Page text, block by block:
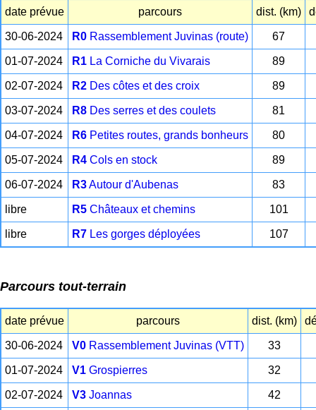
date prévue parcours dist. (km)
30-06-2024 R0 Rassemblement Juvinas (route) 67
01-07-2024 R1 La Corniche du Vivarais 89
02-07-2024 R2 Des côtes et des croix 89
03-07-2024 R8 Des serres et des coulets 81
04-07-2024 R6 Petites routes, grands bonheurs 80
05-07-2024 R4 Cols en stock 89
06-07-2024 R3Autour d'Aubenas 83
libre R5 Châteaux et chemins 101
libre R7 Les gorges déployées 107
Parcours tout-terrain
date prévue parcours dist. (km)
30-06-2024 V0 Rassemblement Juvinas (VTT) 33
01-07-2024 V1 Grospierres 32
02-07-2024 V3 Joannas 42